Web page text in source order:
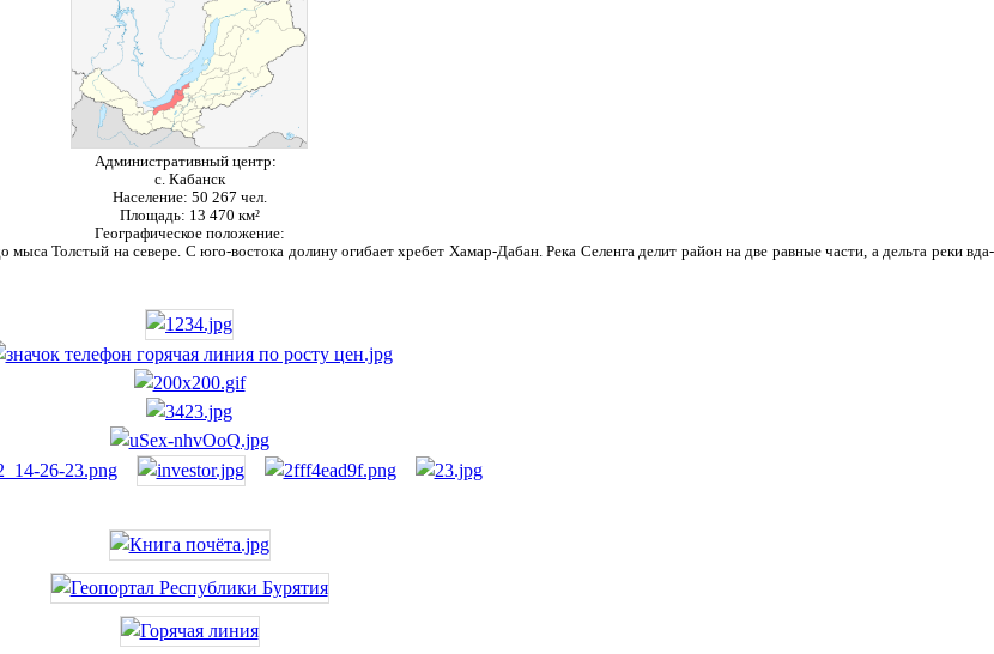
Административный центр:
с. Кабанск
Население: 50 267 чел.
Площадь: 13 470 км²
Географическое положение:
Толстый на севере. С юго-востока долину огибает хребет Хамар-Дабан. Река Селенга делит район на две равные части, а дельта реки вда­